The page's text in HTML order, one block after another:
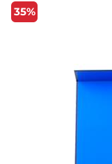
35%